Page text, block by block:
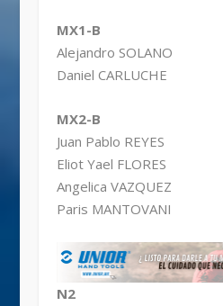
MX1-B
Alejandro SOLANO
Daniel CARLUCHE
MX2-B
Juan Pablo REYES
Eliot Yael FLORES
Angelica VAZQUEZ
Paris MANTOVANI
N2